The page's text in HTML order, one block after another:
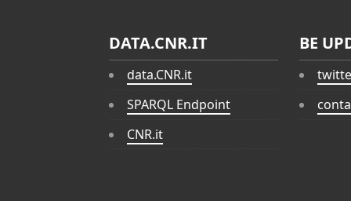
DATA.CNR.IT
data.CNR.it
SPARQL Endpoint
CNR.it
BE